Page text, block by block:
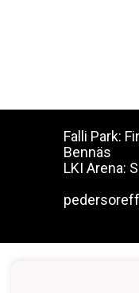
Falli Park:
Bennäs
LKI Arena: